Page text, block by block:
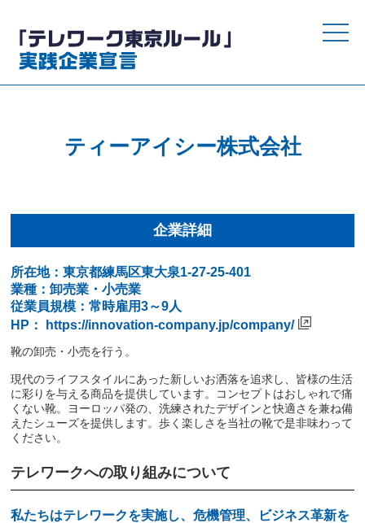
toggle
ティーアイシー株式会社
企業詳細
所在地：東京都練馬区東大泉1-27-25-401
業種：卸売業・小売業
従業員規模：常時雇用3～9人
HP：
https://innovation-company.jp/company/
靴の卸売・小売を行う。
現代のライフスタイルにあった新しいお洒落を追求し、皆様の生活
に彩りを与える商品を提供しています。コンセプトはおしゃれで痛
くない靴。ヨーロッパ発の、洗練されたデザインと快適さを兼ね備
えたシューズを提供します。歩く楽しさを当社の靴で是非味わって
ください。
テレワークへの取り組みについて
私たちはテレワークを実施し、危機管理、ビジネス革新を